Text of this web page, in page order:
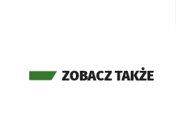
ZOBACZ TAKŻE